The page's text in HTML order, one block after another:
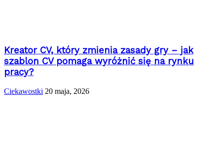
Kreator CV, który zmienia zasady gry – jak
szablon CV pomaga wyróżnić się na rynku
pracy?
Ciekawostki 20 maja, 2026